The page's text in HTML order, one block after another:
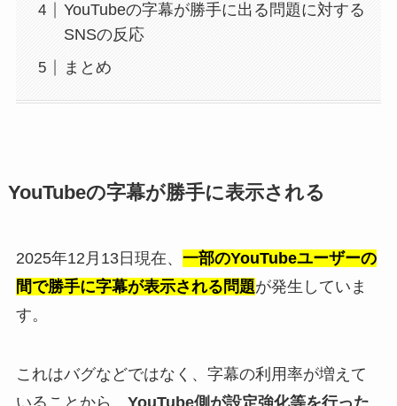
YouTubeの字幕が勝手に出る問題に対する
SNSの反応
まとめ
YouTubeの字幕が勝手に表示される
2025年12月13日現在、 一部のYouTubeユーザーの
間で勝手に字幕が表示される問題が発生していま
す。
これはバグなどではなく、字幕の利用率が増えて